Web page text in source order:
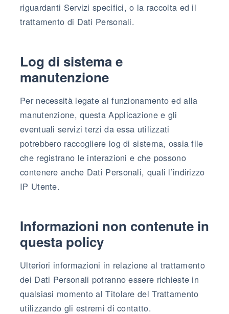
riguardanti Servizi specifici, o la raccolta ed il
trattamento di Dati Personali.
Log di sistema e
manutenzione
Per necessità legate al funzionamento ed alla
manutenzione, questa Applicazione e gli
eventuali servizi terzi da essa utilizzati
potrebbero raccogliere log di sistema, ossia file
che registrano le interazioni e che possono
contenere anche Dati Personali, quali l’indirizzo
IP Utente.
Informazioni non contenute in
questa policy
Ulteriori informazioni in relazione al trattamento
dei Dati Personali potranno essere richieste in
qualsiasi momento al Titolare del Trattamento
utilizzando gli estremi di contatto.